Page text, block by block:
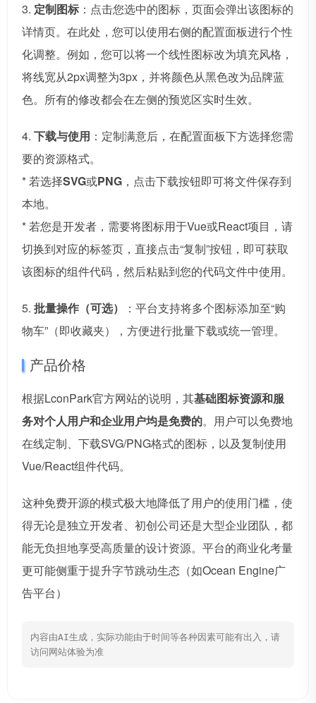
3. 定制图标 ：点击您选中的图标，页面会弹出该图标的
详情页。在此处，您可以使用右侧的配置面板进行个性
化调整。例如，您可以将一个线性图标改为填充风格，
将线宽从2px调整为3px，并将颜色从黑色改为品牌蓝
色。所有的修改都会在左侧的预览区实时生效。
4. 下载与使用 ：定制满意后，在配置面板下方选择您需
要的资源格式。
* 若选择SVG或PNG ，点击下载按钮即可将文件保存到
本地。
* 若您是开发者，需要将图标用于Vue或React项目，请
切换到对应的标签页，直接点击“复制”按钮，即可获取
该图标的组件代码，然后粘贴到您的代码文件中使用。
5. 批量操作（可选）
：平台支持将多个图标添加至“购
物车”（即收藏夹），方便进行批量下载或统一管理。
产品价格
根据LconPark官方网站的说明，其基础图标资源和服
务对个人用户和企业用户均是免费的。用户可以免费地
在线定制、下载SVG/PNG格式的图标，以及复制使用
Vue/React组件代码。
这种免费开源的模式极大地降低了用户的使用门槛，使
得无论是独立开发者、初创公司还是大型企业团队，都
能无负担地享受高质量的设计资源。平台的商业化考量
更可能侧重于提升字节跳动生态（如Ocean Engine广
告平台）
内容由AI生成，实际功能由于时间等各种因素可能有出入，请
访问网站体验为准